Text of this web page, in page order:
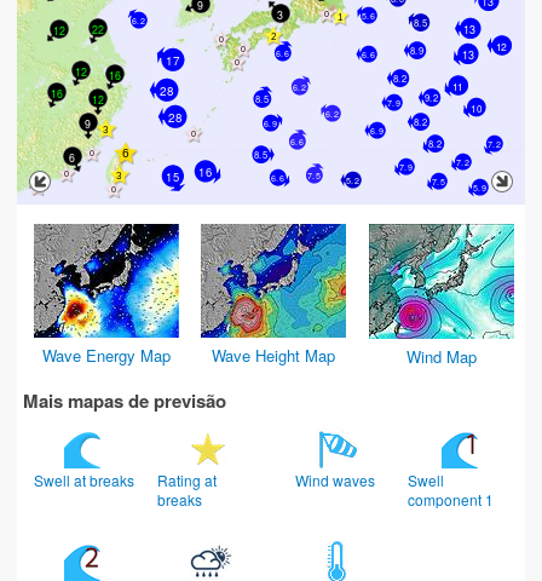
7.2
7.9
13
7.9
6.2
5.9
8.9 13
28 6.2
9.2
7.2
7.5
12
17
7.5
8.5
6.9
11
28
5.6
16
8.2
8.5
6.6
10
8.2
8.5
6.6
6.6
6.9
5.2
6.6
8.2
6.2
15
12
9
6
12
16
9
16
3
22
12
Wave Energy Map Wave Height Map Wind Map
Mais mapas de previsão
Swell at breaks
Rating at
breaks
Wind waves
Swell
component 1